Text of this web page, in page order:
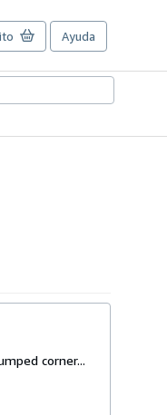
Ayuda
corner...